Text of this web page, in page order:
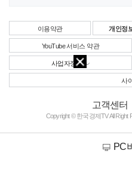
이용약관 개인정
YouTube 서비스 약관
사업자정보
사
고객센터
Copyright © 한국경제TV All
PC